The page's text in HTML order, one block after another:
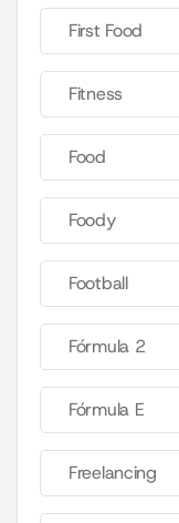
First Food
Fitness
Food
Foody
Football
Fórmula 2
Fórmula E
Freelancing